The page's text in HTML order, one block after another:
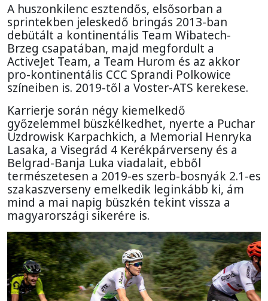
A huszonkilenc esztendős, elsősorban a
sprintekben jeleskedő bringás 2013-ban
debütált a kontinentális Team Wibatech-
Brzeg csapatában, majd megfordult a
ActiveJet Team, a Team Hurom és az akkor
pro-kontinentális CCC Sprandi Polkowice
színeiben is. 2019-től a Voster-ATS kerekese.
Karrierje során négy kiemelkedő
győzelemmel büszkélkedhet, nyerte a Puchar
Uzdrowisk Karpachkich, a Memorial Henryka
Lasaka, a Visegrád 4 Kerékpárverseny és a
Belgrad-Banja Luka viadalait, ebből
természetesen a 2019-es szerb-bosnyák 2.1-es
szakaszverseny emelkedik leginkább ki, ám
mind a mai napig büszkén tekint vissza a
magyarországi sikerére is.